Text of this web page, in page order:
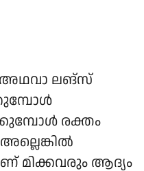
ലങ്സ്
രക്തം
മിക്കവരും ആദ്യം